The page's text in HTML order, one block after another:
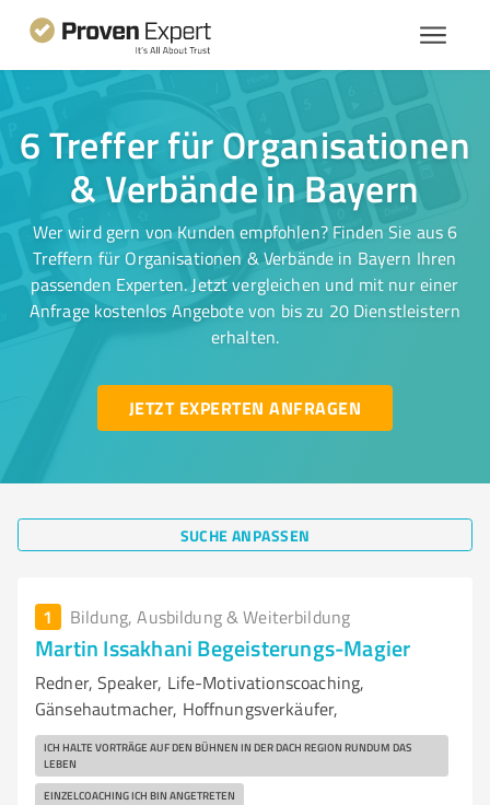
6 Treffer für Organisationen
& Verbände in Bayern
Wer wird gern von Kunden empfohlen? Finden Sie aus 6
Treffern für Organisationen & Verbände in Bayern Ihren
passenden Experten. Jetzt vergleichen und mit nur einer
Anfrage kostenlos Angebote von bis zu 20 Dienstleistern
erhalten.
JETZT EXPERTEN ANFRAGEN
SUCHE ANPASSEN
1 Bildung, Ausbildung & Weiterbildung
Martin Issakhani Begeisterungs-Magier
Redner, Speaker, Life-Motivationscoaching,
Gänsehautmacher, Hoffnungsverkäufer,
ICH HALTE VORTRÄGE AUF DEN BÜHNEN IN DER DACH REGION RUNDUM DAS
LEBEN
EINZELCOACHING ICH BIN ANGETRETEN